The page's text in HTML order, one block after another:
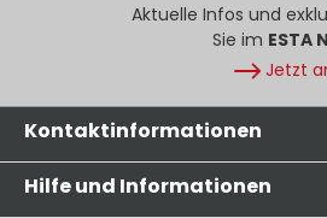
und geschmacksfrei
und Oberflächenwiderstand
Anforderungen der
Richtlinie
bis ca. +250 °C, kurzzeitig
Anwendungen: für Entstaubungs- und
Absauganlagen für die
Lebensmittel- und
Abmessungen auf Anfrage
Aktuelle Infos und
Sie im ESTA
Jetzt
Kontaktinformationen
Hilfe und Informationen